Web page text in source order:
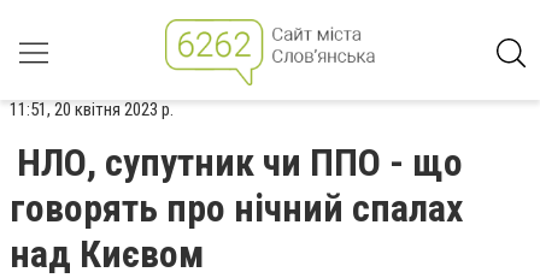
11:51, 20 квітня 2023 р.
НЛО, супутник чи ППО - що
говорять про нічний спалах
над Києвом